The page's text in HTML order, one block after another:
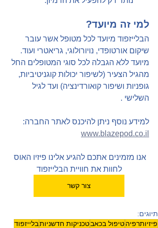
למי זה מיועד?
הבלייזפוד מיועד לכל מטופל אשר עובר
שיקום אורטופדי, נויורולוגי, גריאטרי ועוד.
מיועד ללא הגבלה לכל סוגי המטופלים החל
מהגיל הצעיר (לשיפור יכולות קוגניטיביות,
גופניות ושיפור קואורדינציה) ועד לגיל
השלישי .
למידע נוסף ניתן להיכנס לאתר החברה:
www.blazepod.co.il
אנו מזמינים אתכם להגיע אלינו פיזיו האוס
לחוות את חוויית הבלייזפוד
צור קשר
תיוגים:
פיזיותרפיהטיפול בכאבטכניקות חדשניותבלייזפוד